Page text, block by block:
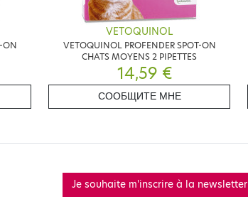
ON
VETOQUINOL
VETOQUINOL PROFENDER SPOT-ON
CHATS MOYENS 2 PIPETTES
14,59 €
СООБЩИТЕ МНЕ
Je souhaite m'inscrire à la newsletter